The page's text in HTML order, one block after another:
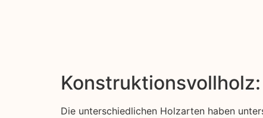
Konstruktionsvollholz:
Die unterschiedlichen Holzarten haben